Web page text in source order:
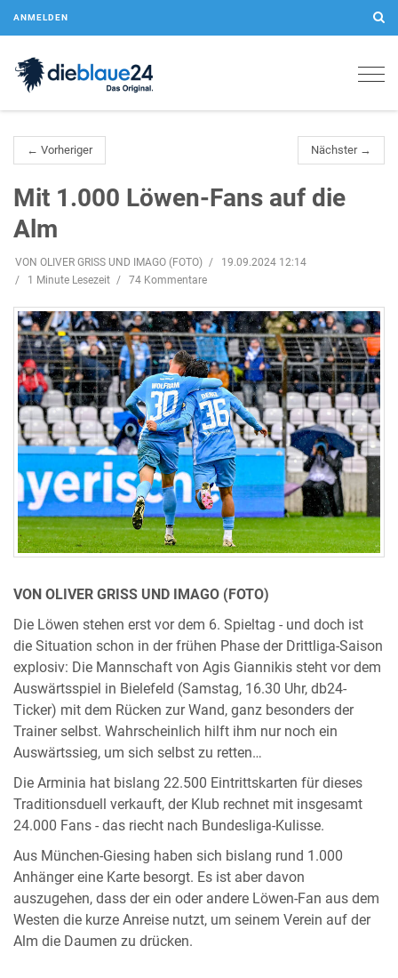
ANMELDEN
← Vorheriger Nächster →
Mit 1.000 Löwen-Fans auf die
Alm
VON OLIVER GRISS UND IMAGO (FOTO)
19.09.2024 12:14
1 Minute Lesezeit
74 Kommentare
VON OLIVER GRISS UND IMAGO (FOTO)
Die Löwen stehen erst vor dem 6. Spieltag - und doch ist
die Situation schon in der frühen Phase der Drittliga-Saison
explosiv: Die Mannschaft von Agis Giannikis steht vor dem
Auswärtsspiel in Bielefeld (Samstag, 16.30 Uhr, db24-
Ticker) mit dem Rücken zur Wand, ganz besonders der
Trainer selbst. Wahrscheinlich hilft ihm nur noch ein
Auswärtssieg, um sich selbst zu retten…
Die Arminia hat bislang 22.500 Eintrittskarten für dieses
Traditionsduell verkauft, der Klub rechnet mit insgesamt
24.000 Fans - das riecht nach Bundesliga-Kulisse.
Aus München-Giesing haben sich bislang rund 1.000
Anhänger eine Karte besorgt. Es ist aber davon
auszugehen, dass der ein oder andere Löwen-Fan aus dem
Westen die kurze Anreise nutzt, um seinem Verein auf der
Alm die Daumen zu drücken.